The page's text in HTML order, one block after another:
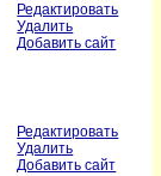
Редактировать
Удалить
Добавить сайт
Редактировать
Удалить
Добавить сайт